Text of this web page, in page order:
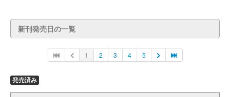
新刊発売日の一覧
1 2 3 4 5
発売済み